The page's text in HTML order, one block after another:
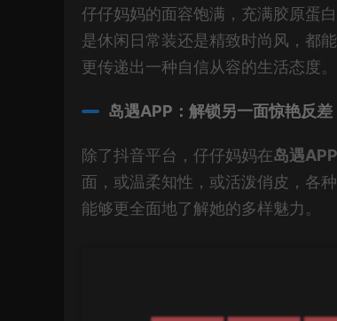
仔仔妈妈的面容饱满，充满胶原蛋
是休闲日常装还是精致时尚风，都
更传递出一种自信从容的生活态度。
岛遇APP：解锁另一面惊艳反差
除了抖音平台，仔仔妈妈在岛遇APP
面，或温柔知性，或活泼俏皮，各
能够更全面地了解她的多样魅力。